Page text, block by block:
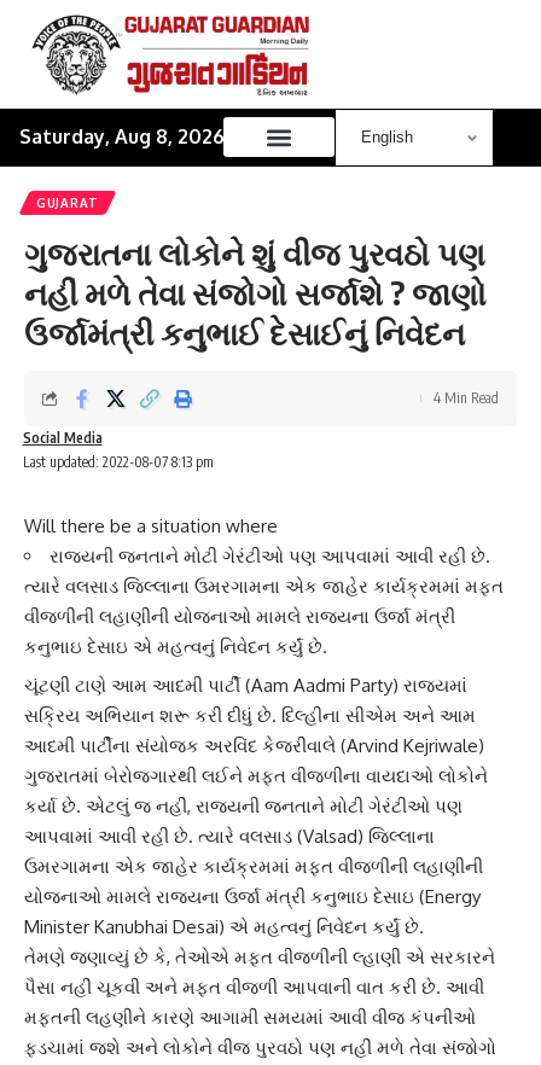
Saturday, Aug 8, 2026
GUJARAT
ગુજરાતના લોકોને શું વીજ પુરવઠો પણ
નહીં મળે તેવા સંજોગો સર્જાશે ? જાણો
ઉર્જામંત્રી કનુભાઈ દેસાઈનું નિવેદન
Last updated: 2022-08-07 8:13 pm
Social Media
4 Min Read
Will there be a situation where
રાજ્યની જનતાને મોટી ગેરંટીઓ પણ આપવામાં આવી રહી છે.
ત્યારે વલસાડ જિલ્લાના ઉમરગામના એક જાહેર કાર્યક્રમમાં મફત
વીજળીની લહાણીની યોજનાઓ મામલે રાજ્યના ઉર્જા મંત્રી
કનુભાઇ દેસાઇ એ મહત્વનું નિવેદન કર્યું છે.
ચૂંટણી ટાણે આમ આદમી પાર્ટી(Aam Aadmi Party) રાજ્યમાં
સક્રિય અભિયાન શરૂ કરી દીધું છે. દિલ્હીના સીએમ અને આમ
આદમી પાર્ટીના સંયોજક અરવિંદ કેજરીવાલે (Arvind Kejriwale)
ગુજરાતમાં બેરોજગારથી લઈને મફત વીજળીના વાયદાઓ લોકોને
કર્યા છે. એટલું જ નહીં, રાજ્યની જનતાને મોટી ગેરંટીઓ પણ
આપવામાં આવી રહી છે. ત્યારે વલસાડ (Valsad) જિલ્લાના
ઉમરગામના એક જાહેર કાર્યક્રમમાં મફત વીજળીની લહાણીની
યોજનાઓ મામલે રાજ્યના ઉર્જા મંત્રી કનુભાઇ દેસાઇ (Energy
Minister Kanubhai Desai) એ મહત્વનું નિવેદન કર્યું છે.
તેમણે જણાવ્યું છે કે, તેઓએ મફત વીજળીની લ્હાણી એ સરકારને
પૈસા નહીં ચૂકવી અને મફત વીજળી આપવાની વાત કરી છે. આવી
મફતની લહણીને કારણે આગામી સમયમાં આવી વીજ કંપનીઓ
ફડચામાં જશે અને લોકોને વીજ પુરવઠો પણ નહીં મળે તેવા સંજોગો